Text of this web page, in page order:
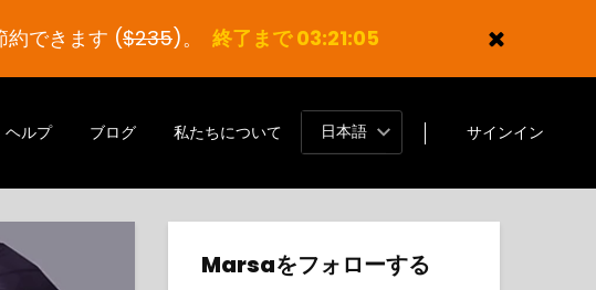
約できます ($235)。 終了まで 03:21:04
ヘルプ ブログ 私たちについて 日本語 サインイン
Marsaをフォローする